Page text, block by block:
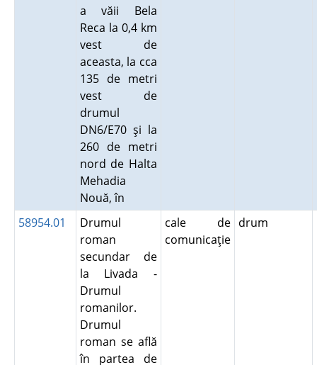
a văii Bela
Reca la 0,4 km
vest de
aceasta, la cca
135 de metri
vest de
drumul
DN6/E70 şi la
260 de metri
nord de Halta
Mehadia
Nouă, în
58954.01
Drumul
roman
secundar de
la Livada -
Drumul
romanilor.
Drumul
roman se află
în partea de
cale de
comunicaţie
drum